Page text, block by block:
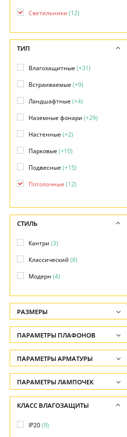
Отзывы
Дизайнерам
Бренды
Контакты
Светильники (12)
ТИП
Влагозащитные(+31)
Встраиваемые(+9)
Ландшафтные(+4)
Наземные фонари (+29)
Настенные(+2)
Парковые(+10)
Подвесные(+15)
Потолочные (12)
Фонари(+17)
СТИЛЬ
Кантри (3)
Классический (8)
Модерн (4)
РАЗМЕРЫ
Высота, см
-
Ширина, см
-
Диаметр, см
-
ПАРАМЕТРЫ ПЛАФОНОВ
ФОРМА ПЛАФОНА
Круг(3)
Круглый(3)
Полукруг(1)
Сфера
ПАРАМЕТРЫ АРМАТУРЫ
ЦВЕТ АРМАТУРЫ
Белый(5)
ПАРАМЕТРЫ ЛАМПОЧЕК
Количество ламп
-
Общая мощность ламп
КЛАСС ВЛАГОЗАЩИТЫ
IP20(9)